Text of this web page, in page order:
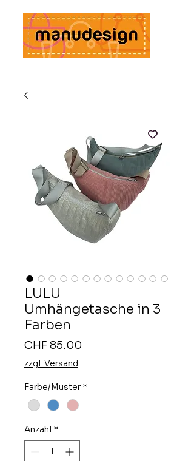
LULU
Umhängetasche in 3
Farben
CHF 85.00
zzgl. Versand
Farbe/Muster *
Anzahl *